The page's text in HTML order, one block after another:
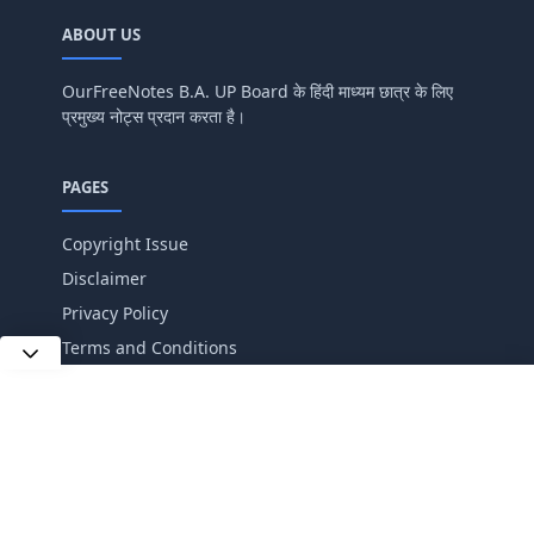
ABOUT US
OurFreeNotes B.A. UP Board के हिंदी माध्यम छात्र के लिए
प्रमुख्य नोट्स प्रदान करता है।
PAGES
Copyright Issue
Disclaimer
Privacy Policy
Terms and Conditions